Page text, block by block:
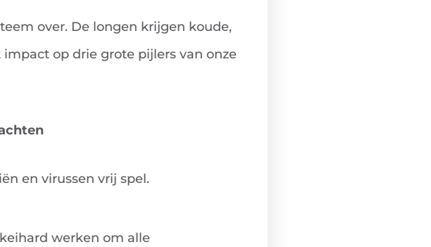
over. De longen krijgen koude,
op drie grote pijlers van onze
en virussen vrij spel.
werken om alle